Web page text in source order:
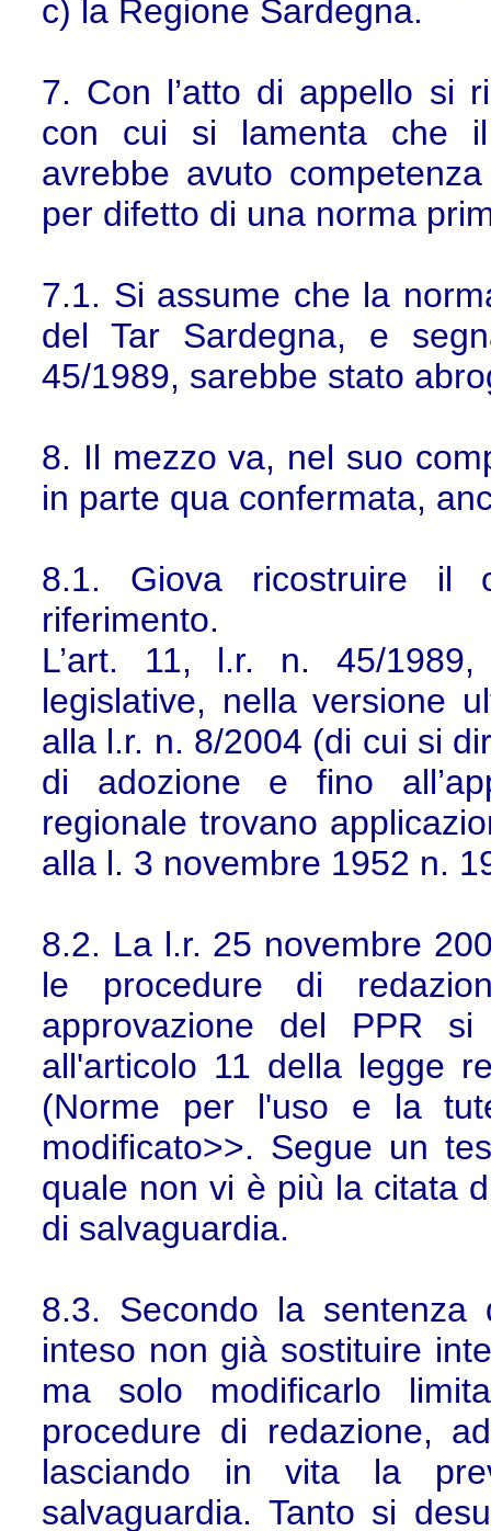
c) la Regione Sardegna.
7. Con l’atto di appello si
con cui si lamenta che il
avrebbe avuto
per difetto di una norma
7.1. Si assume che la
del Tar Sardegna, e
45/1989, sarebbe stato
8. Il mezzo va, nel suo
in parte qua confermata,
8.1. Giova ricostruire il
riferimento.
L’art. 11, l.r. n. 45/
legislative, nella versione
alla l.r. n. 8/2004 (di cui si
di adozione e fino
regionale trovano
alla l. 3 novembre 1952 n.
8.2. La l.r. 25 novembre
le procedure di
approvazione del PPR
all'articolo 11 della legge
(Norme per l'uso e la
modificato>>. Segue un
quale non vi è più la citata
di salvaguardia.
8.3. Secondo la
inteso non già sostituire
ma solo modificarlo
procedure di redazione,
lasciando in vita la
salvaguardia. Tanto si